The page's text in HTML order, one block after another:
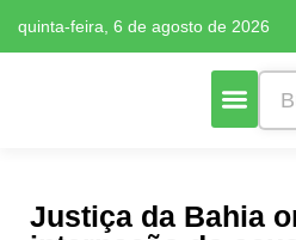
quinta-feira, 6 de agosto de 2026
Justiça da Bahia